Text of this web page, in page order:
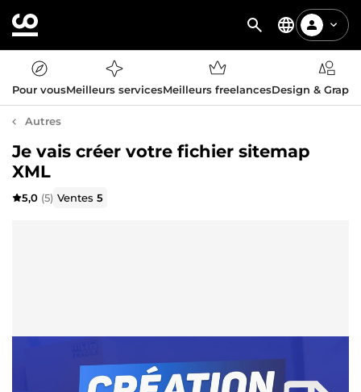
Pour vousMeilleurs servicesMeilleurs freelancesDesign &
Autres
Je vais créer votre fichier sitemap
XML
5,0 (5) Ventes5